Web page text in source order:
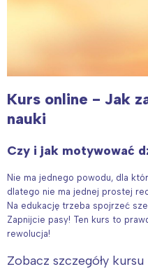
Kurs online - Jak
nauki
Czy i jak motywować
Nie ma jednego powodu, dla
dlatego nie ma jednej prostej
Na edukację trzeba spojrzeć
Zapnijcie pasy! Ten kurs to
rewolucja!
Zobacz szczegóły kursu
Interesują
tego
Warszawa
Łódź
Wrocław